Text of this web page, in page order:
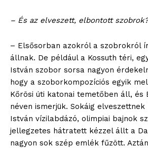
– És az elveszett, elbontott szobrok?
– Elsősorban azokról a szobrokról
állnak. De például a Kossuth téri,
István szobor sorsa nagyon
hogy a szoborkompozíciós egyik
Kőrösi úti katonai temetőben áll, és
néven ismerjük. Sokáig
István vízilabdázó, olimpiai bajnok
jellegzetes hátratett kézzel állt a
nagyon sok szép emlék fűzött.